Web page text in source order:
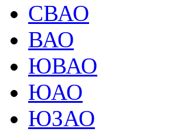
СВАО
ВАО
ЮВАО
ЮАО
ЮЗАО